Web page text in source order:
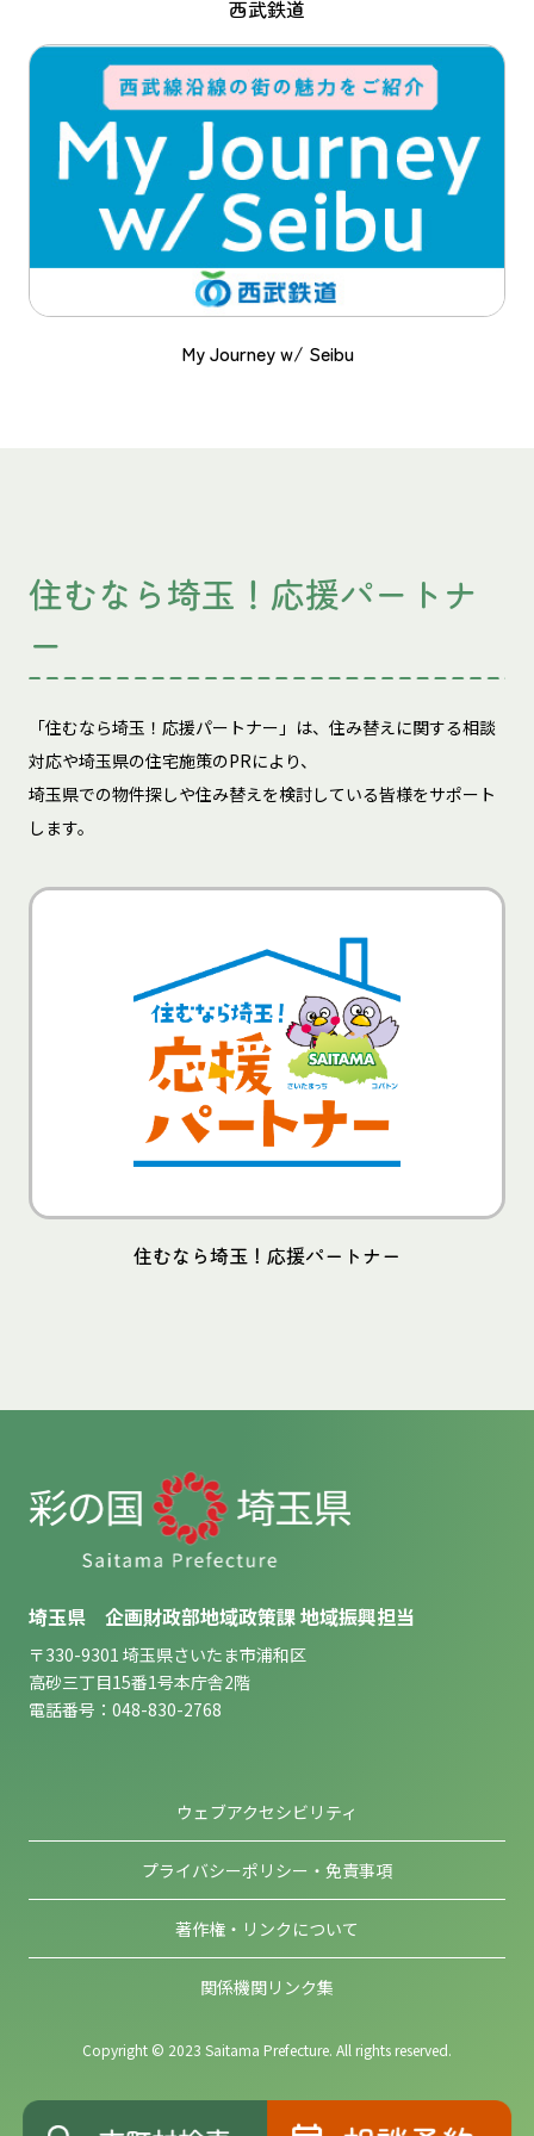
西武鉄道
My Journey w/ Seibu
住むなら埼玉！応援パートナ
ー
「住むなら埼玉！応援パートナー」は、住み替えに関する相談
対応や埼玉県の住宅施策のPRにより、
埼玉県での物件探しや住み替えを検討している皆様をサポート
します。
住むなら埼玉！応援パートナー
埼玉県 企画財政部地域政策課 地域振興担当
〒330-9301 埼玉県さいたま市浦和区
高砂三丁目15番1号本庁舎2階
電話番号：048-830-2768
ウェブアクセシビリティ
プライバシーポリシー・免責事項
著作権・リンクについて
関係機関リンク集
Copyright © 2023 Saitama Prefecture. All rights reserved.